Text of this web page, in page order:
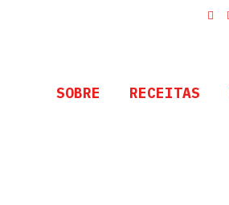
SOBRE RECEITAS